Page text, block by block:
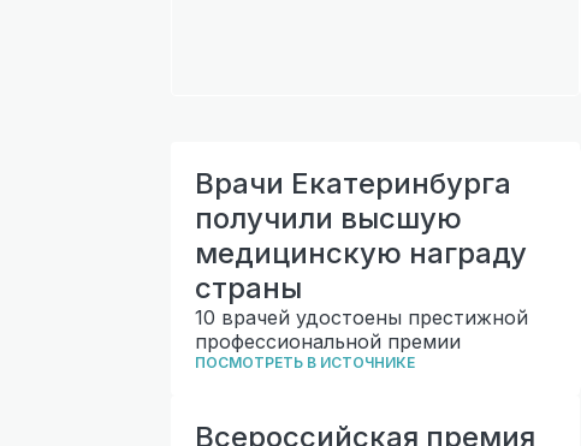
Врачи Екатеринбурга
получили высшую
медицинскую награду
страны
10 врачей удостоены престижной
профессиональной премии
ПОСМОТРЕТЬ В ИСТОЧНИКЕ
Всероссийская премия